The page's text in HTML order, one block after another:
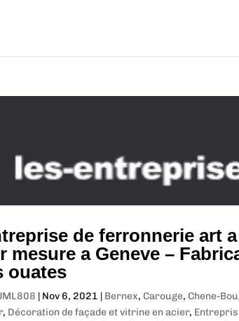
de ferronnerie art
mesure a Geneve –
ouates
| Nov 6, 2021 | Bernex, Carouge, Chene-
, Décoration de façade et vitrine en acier,